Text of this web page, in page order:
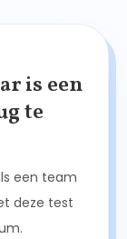
is een
te
een team
deze test